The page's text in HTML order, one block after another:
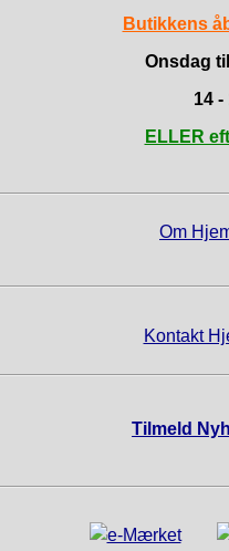
Butikkens
Onsdag
14 -
ELLER
Om
Kontakt
Tilmeld